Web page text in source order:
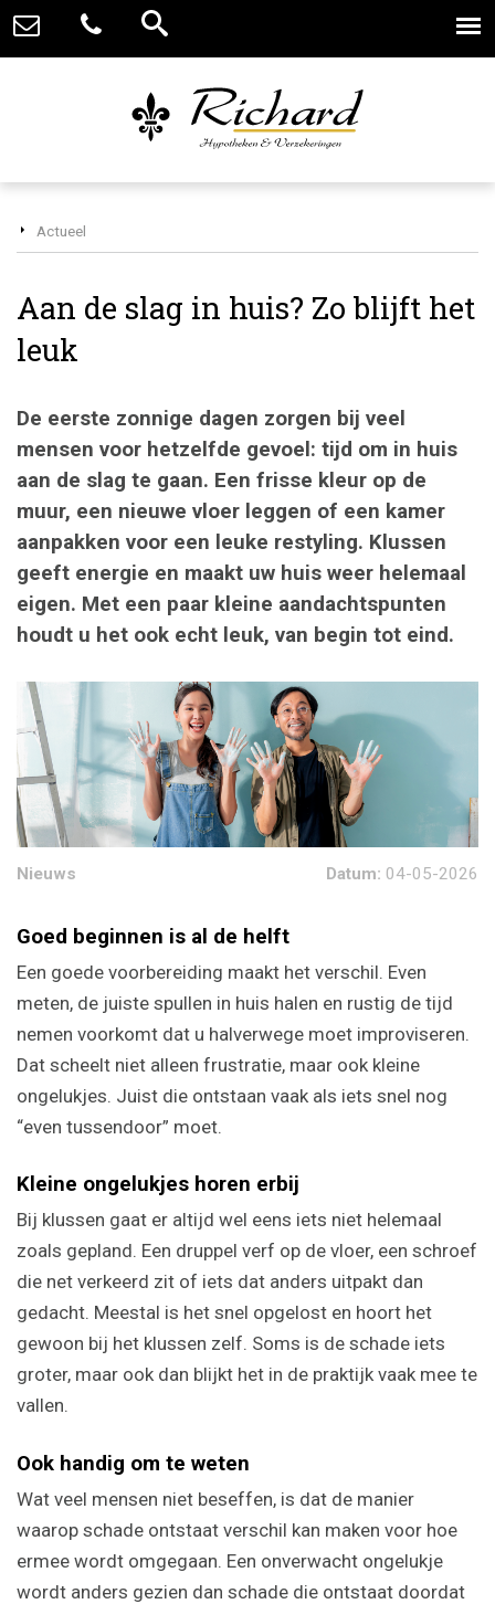
Actueel
Aan de slag in huis? Zo blijft het
leuk
De eerste zonnige dagen zorgen bij veel
mensen voor hetzelfde gevoel: tijd om in huis
aan de slag te gaan. Een frisse kleur op de
muur, een nieuwe vloer leggen of een kamer
aanpakken voor een leuke restyling. Klussen
geeft energie en maakt uw huis weer helemaal
eigen. Met een paar kleine aandachtspunten
houdt u het ook echt leuk, van begin tot eind.
Nieuws Datum: 04-05-2026
Goed beginnen is al de helft
Een goede voorbereiding maakt het verschil. Even
meten, de juiste spullen in huis halen en rustig de tijd
nemen voorkomt dat u halverwege moet improviseren.
Dat scheelt niet alleen frustratie, maar ook kleine
ongelukjes. Juist die ontstaan vaak als iets snel nog
“even tussendoor” moet.
Kleine ongelukjes horen erbij
Bij klussen gaat er altijd wel eens iets niet helemaal
zoals gepland. Een druppel verf op de vloer, een schroef
die net verkeerd zit of iets dat anders uitpakt dan
gedacht. Meestal is het snel opgelost en hoort het
gewoon bij het klussen zelf. Soms is de schade iets
groter, maar ook dan blijkt het in de praktijk vaak mee te
vallen.
Ook handig om te weten
Wat veel mensen niet beseffen, is dat de manier
waarop schade ontstaat verschil kan maken voor hoe
ermee wordt omgegaan. Een onverwacht ongelukje
wordt anders gezien dan schade die ontstaat doordat